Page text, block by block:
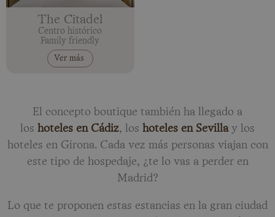
The Citadel
Centro histórico
Family friendly
Ver más
El concepto boutique también ha llegado a
los hoteles en Cádiz, los hoteles en Sevillay los
hoteles en Girona. Cada vez más personas viajan con
este tipo de hospedaje, ¿te lo vas a perder en
Madrid?
Lo que te proponen estas estancias en la gran ciudad